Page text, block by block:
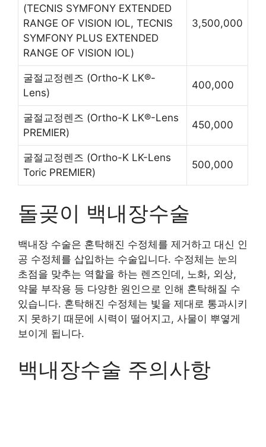
(TECNIS SYMFONY EXTENDED
RANGE OF VISION IOL, TECNIS
SYMFONY PLUS EXTENDED
RANGE OF VISION IOL)
3,500,000
굴절교정렌즈 (Ortho-K LK®-
Lens)
400,000
굴절교정렌즈 (Ortho-K LK®-Lens
PREMIER)
450,000
굴절교정렌즈 (Ortho-K LK-Lens
Toric PREMIER)
500,000
돌곶이 백내장수술
백내장 수술은 혼탁해진 수정체를 제거하고 대신 인
공 수정체를 삽입하는 수술입니다. 수정체는 눈의
초점을 맞추는 역할을 하는 렌즈인데, 노화, 외상,
약물 부작용 등 다양한 원인으로 인해 혼탁해질 수
있습니다. 혼탁해진 수정체는 빛을 제대로 통과시키
지 못하기 때문에 시력이 떨어지고, 사물이 뿌옇게
보이게 됩니다.
백내장수술 주의사항